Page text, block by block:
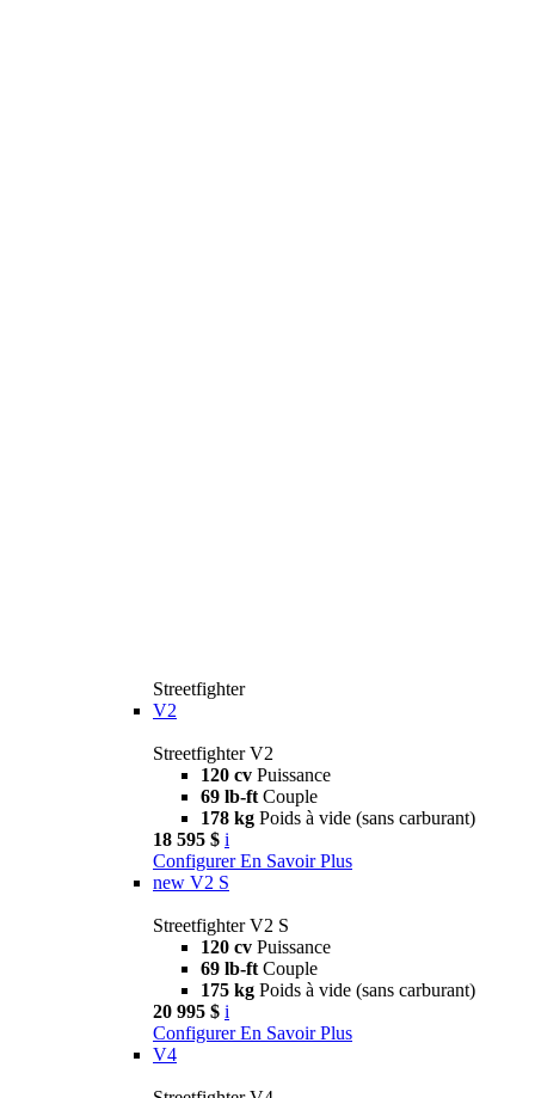
Streetfighter
V2
Streetfighter V2
120 cv Puissance
69 lb-ft Couple
178 kg Poids à vide (sans carburant)
18 595 $ i
Configurer En Savoir Plus
new V2 S
Streetfighter V2 S
120 cv Puissance
69 lb-ft Couple
175 kg Poids à vide (sans carburant)
20 995 $ i
Configurer En Savoir Plus
V4